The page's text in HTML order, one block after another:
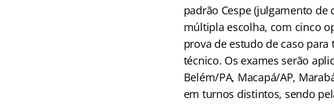
padrão Cespe (julgamento
múltipla escolha, com cinco
prova de estudo de caso
técnico. Os exames serão
Belém/PA, Macapá/AP,
em turnos distintos, sendo